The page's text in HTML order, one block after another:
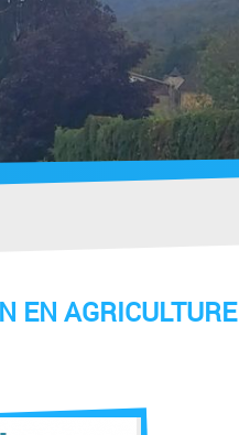
EN AGRICULTURE